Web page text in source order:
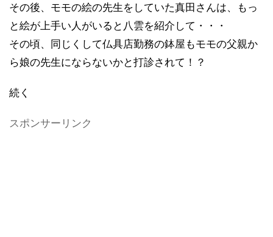
その後、モモの絵の先生をしていた真田さんは、もっ
と絵が上手い人がいると八雲を紹介して・・・
その頃、同じくして仏具店勤務の鉢屋もモモの父親か
ら娘の先生にならないかと打診されて！？
続く
スポンサーリンク